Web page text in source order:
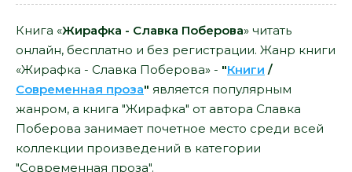
Книга «Жирафка - Славка Поберова» читать
онлайн, бесплатно и без регистрации. Жанр книги
«Жирафка - Славка Поберова» - "Книги /
Современная проза" является популярным
жанром, а книга "Жирафка" от автора Славка
Поберова занимает почетное место среди всей
коллекции произведений в категории
"Современная проза".